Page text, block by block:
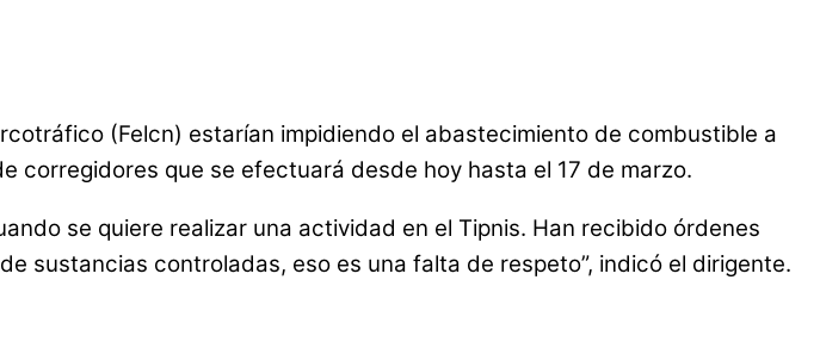
(Felcn) estarían impidiendo el abastecimiento de combustible a
corregidores que se efectuará desde hoy hasta el 17 de marzo.
se quiere realizar una actividad en el Tipnis. Han recibido órdenes
sustancias controladas, eso es una falta de respeto”, indicó el dirigente.